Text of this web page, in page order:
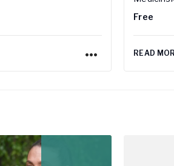
Free
READ